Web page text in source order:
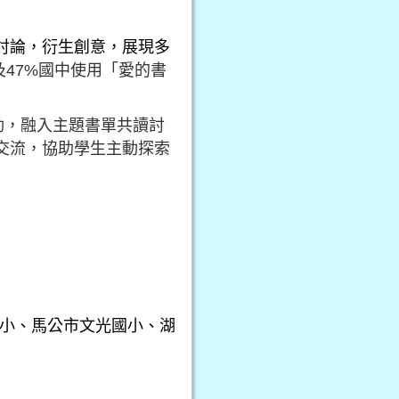
論，衍生創意，展現多
47%國中使用「愛的書
融入主題書單共讀討
流，協助學生主動探索
、馬公市文光國小、湖